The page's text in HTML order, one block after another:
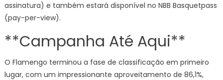
assinatura) e também estará disponível no NBB Basquetpass
(pay-per-view).
**Campanha Até Aqui**
O Flamengo terminou a fase de classificação em primeiro
lugar, com um impressionante aproveitamento de 86,1%,